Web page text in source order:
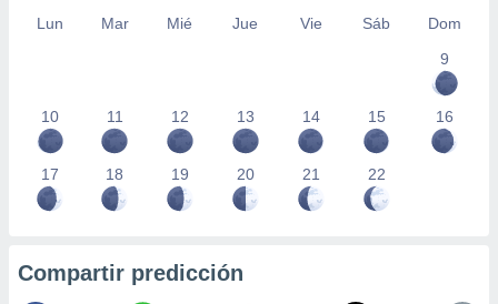
Lun Mar Mié Jue Vie Sáb
Dom
9
10 11 12 13 14 15 16
17 18 19 20 21 22
Compartir predicción